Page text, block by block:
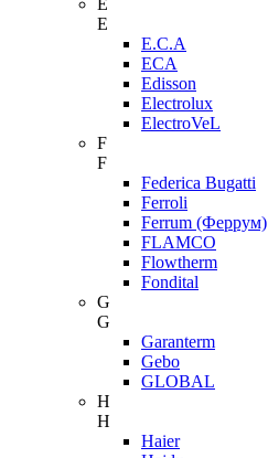
E
E
E.C.A
ECA
Edisson
Electrolux
ElectroVeL
F
F
Federica Bugatti
Ferroli
Ferrum (Феррум)
FLAMCO
Flowtherm
Fondital
G
G
Garanterm
Gebo
GLOBAL
H
H
Haier